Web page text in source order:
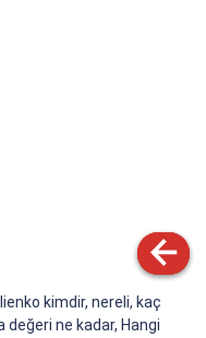
kimdir, nereli, kaç
değeri ne kadar, Hangi